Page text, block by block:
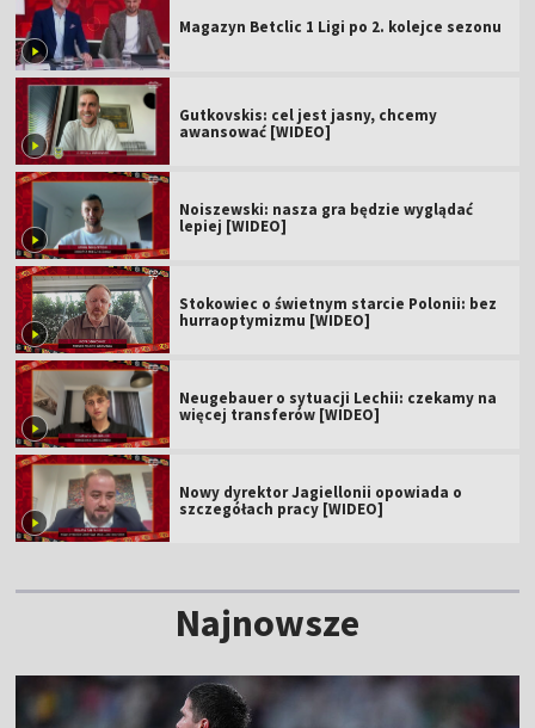
Magazyn Betclic 1 Ligi po 2. kolejce sezonu
Gutkovskis: cel jest jasny, chcemy
awansować [WIDEO]
Noiszewski: nasza gra będzie wyglądać
lepiej [WIDEO]
Stokowiec o świetnym starcie Polonii: bez
hurraoptymizmu [WIDEO]
Neugebauer o sytuacji Lechii: czekamy na
więcej transferów [WIDEO]
Nowy dyrektor Jagiellonii opowiada o
szczegółach pracy [WIDEO]
Najnowsze